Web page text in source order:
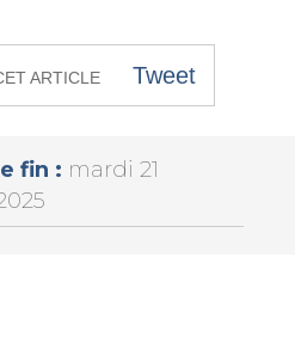
ARTICLE Tweet
fin : mardi 21